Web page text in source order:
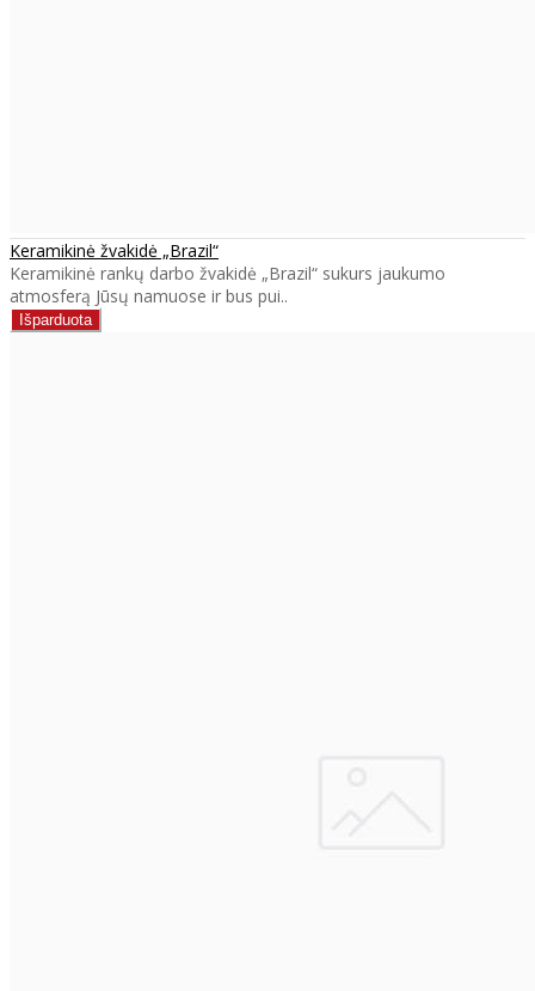
Keramikinė žvakidė „Brazil“
Keramikinė rankų darbo žvakidė „Brazil“ sukurs jaukumo
atmosferą Jūsų namuose ir bus pui..